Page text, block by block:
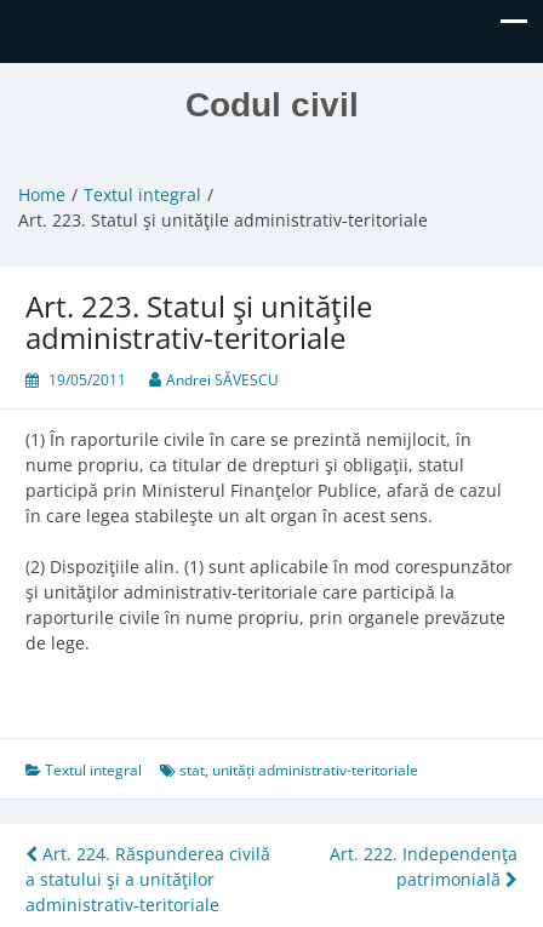
Codul civil
Home
Textul integral
Art. 223. Statul şi unităţile administrativ-teritoriale
Art. 223. Statul şi unităţile
administrativ-teritoriale
19/05/2011 Andrei SĂVESCU
(1) În raporturile civile în care se prezintă nemijlocit, în
nume propriu, ca titular de drepturi şi obligaţii, statul
participă prin Ministerul Finanţelor Publice, afară de cazul
în care legea stabileşte un alt organ în acest sens.
(2) Dispoziţiile alin. (1) sunt aplicabile în mod corespunzător
şi unităţilor administrativ-teritoriale care participă la
raporturile civile în nume propriu, prin organele prevăzute
de lege.
Textul integral stat, unități administrativ-teritoriale
Post
navigation
Art. 224. Răspunderea civilă
a statului şi a unităţilor
administrativ-teritoriale
Art. 222. Independenţa
patrimonială